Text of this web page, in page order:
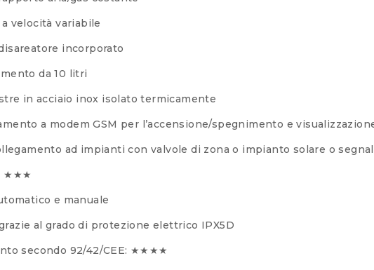
velocità variabile
incorporato
da 10 litri
in acciaio inox isolato termicamente
a modem GSM per l’accensione/spegnimento e
ad impianti con valvole di zona o impianto solare o
★★★
e manuale
al grado di protezione elettrico IPX5D
secondo 92/42/CEE: ★★★★